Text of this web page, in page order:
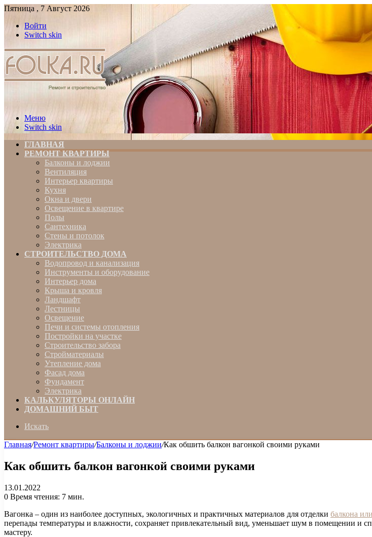
Пятница , 7 Август 2026
Войти
Switch skin
Меню
Switch skin
ГЛАВНАЯ
РЕМОНТ КВАРТИРЫ
Балконы и лоджии
Вентиляция
Интерьер квартиры
Кухня
Окна и двери
Освещение в квартире
Полы
Сантехника
Стены и потолок
Электрика
СТРОИТЕЛЬСТВО ДОМА
Водопровод и канализация
Инструменты и оборудование
Интерьер дома
Крыша и кровля
Ландшафт
Лестницы
Освещение
Печи и системы отопления
Постройки на участке
Строительство забора
Стройматериалы
Утепление дома
Фасад дома
Фундамент
Электрика
КАЛЬКУЛЯТОРЫ ОНЛАЙН
ДОМАШНИЙ БЫТ
Искать
Главная/Ремонт квартиры/Балконы и лоджии/Как обшить балкон вагонкой своими руками
Как обшить балкон вагонкой своими руками
13.01.2022
0 Время чтения: 7 мин.
Вагонка – один из наиболее доступных, экологичных и практичных материалов для отделки балкона
перепады температуры и влажности, сохраняет привлекательный вид, уменьшает шум в помещении и
мастеру.